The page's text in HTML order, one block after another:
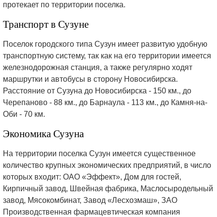
протекает по территории поселка.
Транспорт в Сузуне
Поселок городского типа Сузун имеет развитую удобную
транспортную систему, так как на его территории имеется
железнодорожная станция, а также регулярно ходят
маршрутки и автобусы в сторону Новосибирска.
Расстояние от Сузуна до Новосибирска - 150 км., до
Черепаново - 88 км., до Барнаула - 113 км., до Камня-на-
Оби - 70 км.
Экономика Сузуна
На территории поселка Сузун имеется существенное
количество крупных экономических предприятий, в число
которых входит: ОАО «Эффект», Дом для гостей,
Кирпичный завод, Швейная фабрика, Маслосыродельный
завод, Мясокомбинат, Завод «Лесхозмаш», ЗАО
Производственная фармацевтическая компания